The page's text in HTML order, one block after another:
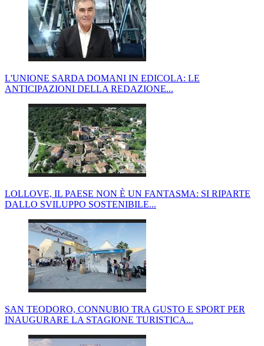
L'UNIONE SARDA DOMANI IN EDICOLA: LE
ANTICIPAZIONI DELLA REDAZIONE...
LOLLOVE, IL PAESE NON È UN FANTASMA: SI RIPARTE
DALLO SVILUPPO SOSTENIBILE...
SAN TEODORO, CONNUBIO TRA GUSTO E SPORT PER
INAUGURARE LA STAGIONE TURISTICA...